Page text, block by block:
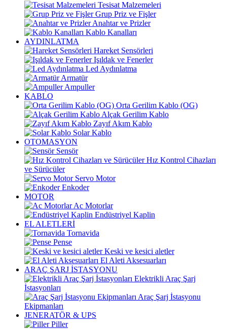
Tesisat Malzemeleri
Grup Priz ve Fişler
Anahtar ve Prizler
Kablo Kanalları
AYDINLATMA
Hareket Sensörleri
Işıldak ve Fenerler
Led Aydınlatma
Armatür
Ampuller
KABLO
Orta Gerilim Kablo (OG)
Alçak Gerilim Kablo
Zayıf Akım Kablo
Solar Kablo
OTOMASYON
Sensör
Hız Kontrol Cihazları
ve Sürücüler
Servo Motor
Enkoder
MOTOR
Ac Motorlar
Endüstriyel Kaplin
EL ALETLERİ
Tornavida
Pense
Keski ve kesici aletler
El Aleti Aksesuarları
ARAÇ ŞARJ İSTASYONU
Elektrikli Araç Şarj
İstasyonları
Araç Şarj İstasyonu
Ekipmanları
JENERATÖR & UPS
Piller